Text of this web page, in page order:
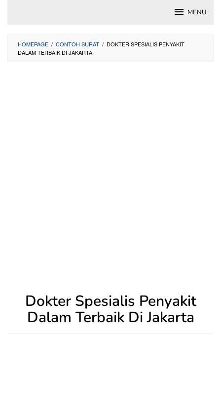
MENU
HOMEPAGE / CONTOH SURAT / DOKTER SPESIALIS PENYAKIT
DALAM TERBAIK DI JAKARTA
Dokter Spesialis Penyakit
Dalam Terbaik Di Jakarta